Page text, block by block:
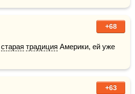
+68
старая традиция Америки, ей уже
+63